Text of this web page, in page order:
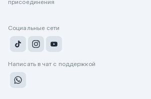
присоединения
Социальные сети
Написать в чат с поддержкой